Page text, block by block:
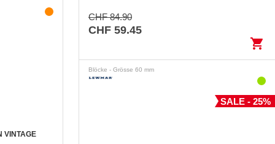
VINTAGE
CHF 84.90
CHF 59.45
shopping_cart
Blöcke - Grösse 60 mm
SALE - 25%